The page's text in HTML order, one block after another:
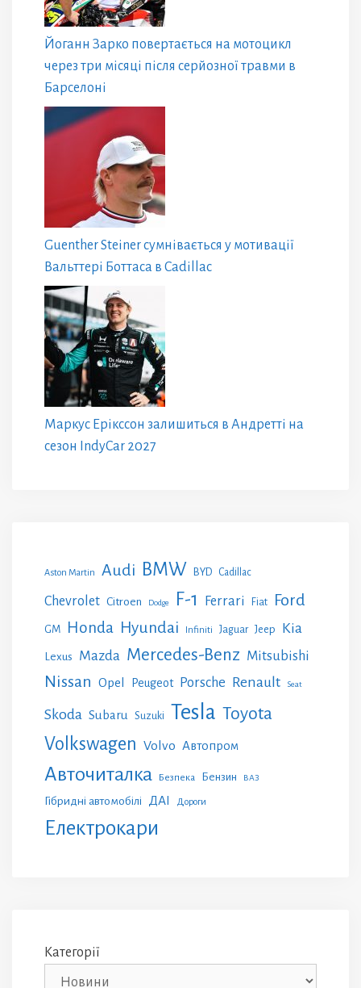
Йоганн Зарко повертається на мотоцикл
через три місяці після серйозної травми в
Барселоні
Guenther Steiner сумнівається у мотивації
Вальттері Боттаса в Cadillac
Маркус Ерікссон залишиться в Андретті на
сезон IndyCar 2027
Aston Martin Audi BMW BYD Cadillac
Chevrolet Citroen Dodge F-1 Ferrari Fiat Ford
GM Honda Hyundai Infiniti Jaguar Jeep Kia
Lexus Mazda Mercedes-Benz Mitsubishi
Nissan Opel Peugeot Porsche Renault Seat
Skoda Subaru Suzuki Tesla Toyota
Volkswagen Volvo Автопром
Авточиталка Безпека Бензин ВАЗ
Гібридні автомобілі ДАІ Дороги
Електрокари
Категорії